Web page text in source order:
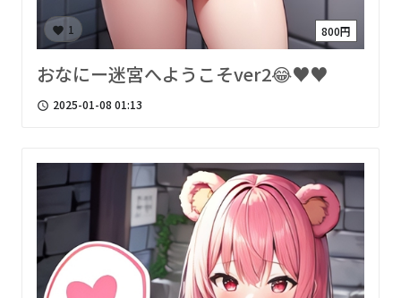
favorite 1 800円
おなにー迷宮へようこそver2😂♥♥
access_time 2025-01-08 01:13